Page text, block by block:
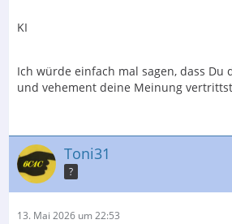
KI
Ich würde einfach mal sagen, dass Du
und vehement deine Meinung
Toni31
?
13. Mai 2026 um 22:53